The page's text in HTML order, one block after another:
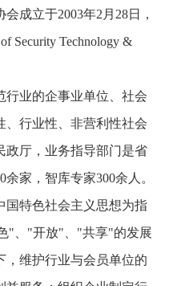
立于2003年2月28日，
Security Technology &
业的企事业单位、社会
、行业性、非营利性社会
政厅，业务指导部门是省
家，智库专家300余人。
特色社会主义思想为指
"、"开放"、"共享"的发展
，维护行业与会员单位的